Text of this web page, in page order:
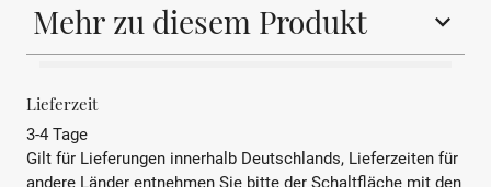
Mehr zu diesem Produkt
BEZEICHNUNG
Lieferzeit
3-4 Tage
Gilt für Lieferungen innerhalb Deutschlands, Lieferzeiten für
andere Länder entnehmen Sie bitte der Schaltfläche mit den